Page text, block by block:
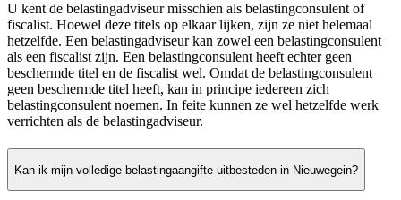
U kent de belastingadviseur misschien als belastingconsulent of
fiscalist. Hoewel deze titels op elkaar lijken, zijn ze niet helemaal
hetzelfde. Een belastingadviseur kan zowel een belastingconsulent
als een fiscalist zijn. Een belastingconsulent heeft echter geen
beschermde titel en de fiscalist wel. Omdat de belastingconsulent
geen beschermde titel heeft, kan in principe iedereen zich
belastingconsulent noemen. In feite kunnen ze wel hetzelfde werk
verrichten als de belastingadviseur.
Kan ik mijn volledige belastingaangifte uitbesteden in Nieuwegein?